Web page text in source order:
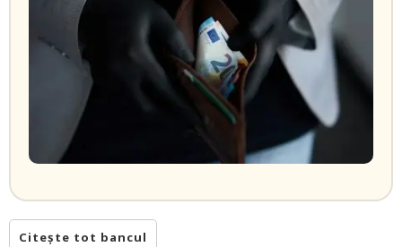
Citește tot bancul